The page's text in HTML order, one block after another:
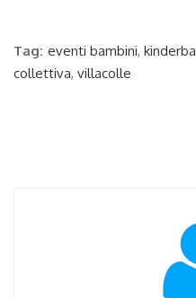
Tag: eventi bambini,
collettiva, villacolle